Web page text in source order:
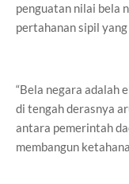
penguatan nilai bela
pertahanan sipil
“Bela negara adalah
di tengah derasnya
antara pemerintah
membangun